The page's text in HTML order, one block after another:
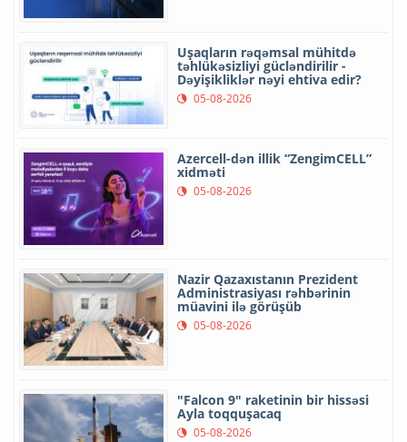
Uşaqların rəqəmsal mühitdə
təhlükəsizliyi gücləndirilir -
Dəyişikliklər nəyi ehtiva edir?
05-08-2026
Azercell-dən illik “ZengimCELL”
xidməti
05-08-2026
Nazir Qazaxıstanın Prezident
Administrasiyası rəhbərinin
müavini ilə görüşüb
05-08-2026
"Falcon 9" raketinin bir hissəsi
Ayla toqquşacaq
05-08-2026